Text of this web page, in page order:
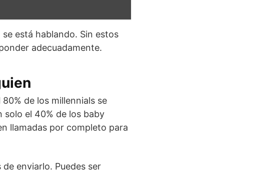
está hablando. Sin estos
adecuadamente.
de los millennials se
solo el 40% de los baby
llamadas por completo para
enviarlo. Puedes ser